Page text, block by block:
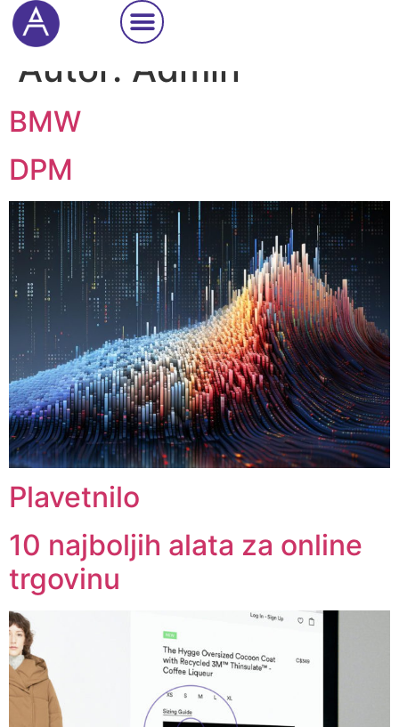
Cookie Settings
Autor: Admin
BMW
DPM
Plavetnilo
10 najboljih alata za online
trgovinu